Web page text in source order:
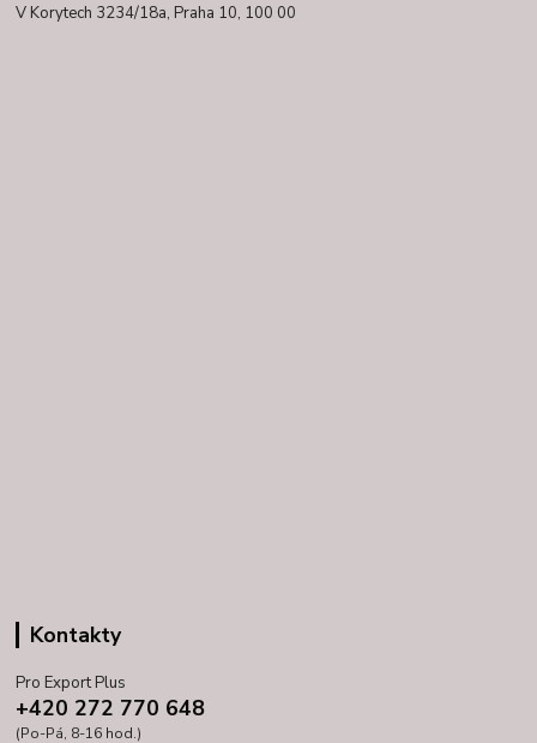
V Korytech 3234/18a, Praha 10, 100 00
Kontakty
Pro Export Plus
+420 272 770 648
(Po-Pá, 8-16 hod.)